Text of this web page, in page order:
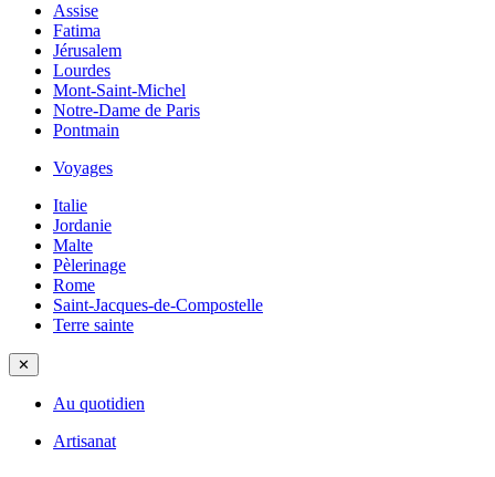
Assise
Fatima
Jérusalem
Lourdes
Mont-Saint-Michel
Notre-Dame de Paris
Pontmain
Voyages
Italie
Jordanie
Malte
Pèlerinage
Rome
Saint-Jacques-de-Compostelle
Terre sainte
✕
Au quotidien
Artisanat